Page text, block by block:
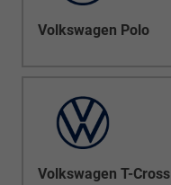
Volkswagen Polo
Volkswagen T-Cross